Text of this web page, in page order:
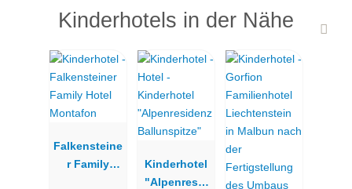
Kinderhotels in der Nähe
Falkensteine
r Family
Kinderhotel
"Alpenresid